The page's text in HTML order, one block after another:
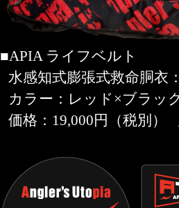
■APIA ライフベルト
水感知式膨張式救命胴衣
カラー：レッド×ブラッ
価格：19,000円（税別）